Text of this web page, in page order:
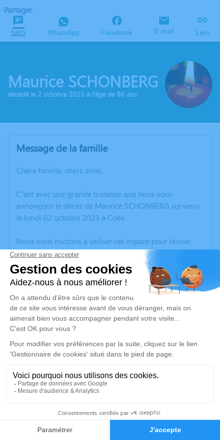
Faire-part Hommages
Partager
SMS WhatsApp Facebook E-mail Lien
Maurice SCHONBERG
décédé le 2 octobre 2023 à l'âge de 86 ans
Message de la famille
Chère famille, chers amis,
C’est avec une grande tristesse que nous vous
annonçons le décès de Maurice SCHONBERG survenu
le lundi 02 octobre 2023 à Coëx.
Nous vous invitons à utiliser cet espace pour laisser
vos condoléances, partager des photos souvenirs, une
anecdote ou exprimer vos pensées à travers des
poèmes ou des textes. Cet endroit est un lieu
d'expression dédié à honorer la mémoire de Maurice
SCHONBERG.
Un service de plantation d’arbre hommage est
disponible ici.
Je rends hommage
Cérémonie religieuse
Église Sainte Marthe des Quatre Chemins de
Pantin